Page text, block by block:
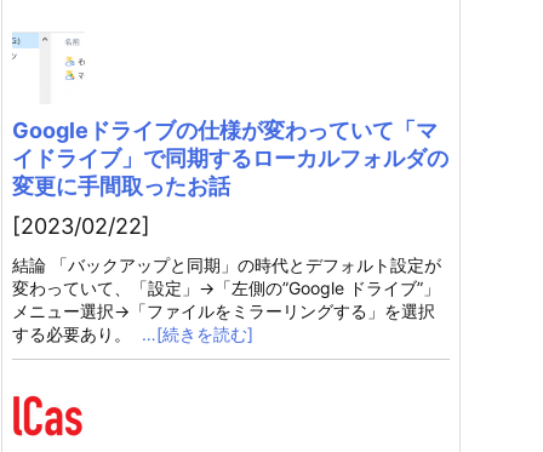
Googleドライブの仕様が変わっていて「マ
イドライブ」で同期するローカルフォルダの
変更に手間取ったお話
[2023/02/22]
結論 「バックアップと同期」の時代とデフォルト設定が
変わっていて、「設定」→「左側の”Google ドライブ”」
メニュー選択→「ファイルをミラーリングする」を選択
する必要あり。
…[続きを読む]